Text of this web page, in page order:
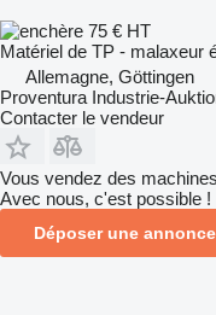
75 € HT
Matériel de TP - malaxeur
Allemagne, Göttingen
Proventura Industrie-
Contacter le vendeur
Vous vendez des
Avec nous, c'est possible !
Déposer une annonce